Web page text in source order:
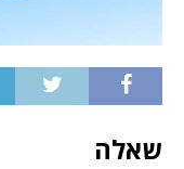
שאלה